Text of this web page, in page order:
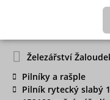
Železářství
Pilníky a rašple
Pilník rytecký slabý